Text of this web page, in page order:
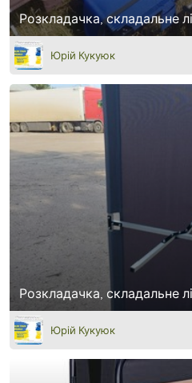
Розкладачка, складальне
Юрій Кукуюк
Розкладачка, складальне
Юрій Кукуюк